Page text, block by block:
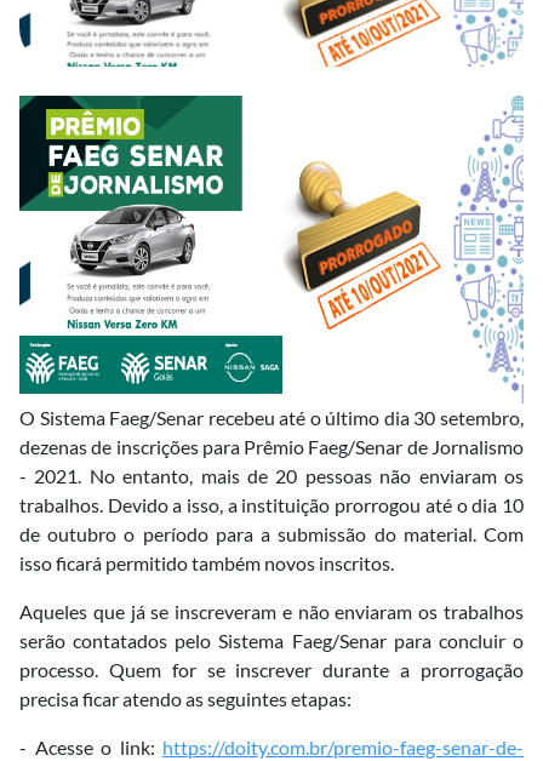
O Sistema Faeg/Senar recebeu até o último dia 30 setembro,
dezenas de inscrições para Prêmio Faeg/Senar de Jornalismo
- 2021. No entanto, mais de 20 pessoas não enviaram os
trabalhos. Devido a isso, a instituição prorrogou até o dia 10
de outubro o período para a submissão do material. Com
isso ficará permitido também novos inscritos.
Aqueles que já se inscreveram e não enviaram os trabalhos
serão contatados pelo Sistema Faeg/Senar para concluir o
processo. Quem for se inscrever durante a prorrogação
precisa ficar atendo as seguintes etapas:
- Acesse o link: https://doity.com.br/premio-faeg-senar-de-